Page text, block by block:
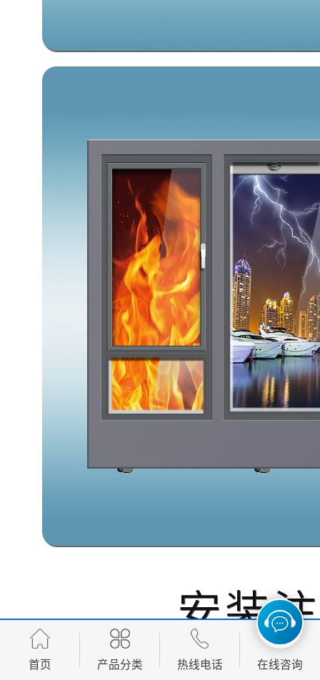
首页 产品分类 热线电话 在线咨询